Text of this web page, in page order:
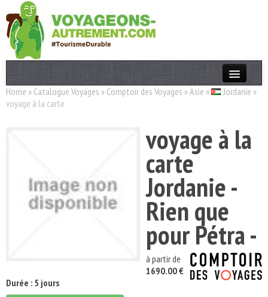
Actualités
Thèmes
Home » Catalogue Voyages » Comptoir des Voyages »Asie » Jordanie »
voyage à la carte
voyage à la
carte
Jordanie -
Rien que
pour Pétra -
à partir de
1690.00 €
Durée : 5 jours